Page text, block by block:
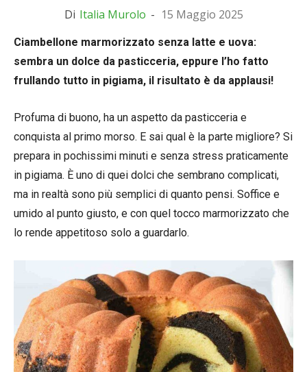
Di Italia Murolo - 15 Maggio 2025
Ciambellone marmorizzato senza latte e uova:
sembra un dolce da pasticceria, eppure l’ho fatto
frullando tutto in pigiama, il risultato è da applausi!
Profuma di buono, ha un aspetto da pasticceria e
conquista al primo morso. E sai qual è la parte migliore? Si
prepara in pochissimi minuti e senza stress praticamente
in pigiama. È uno di quei dolci che sembrano complicati,
ma in realtà sono più semplici di quanto pensi. Soffice e
umido al punto giusto, e con quel tocco marmorizzato che
lo rende appetitoso solo a guardarlo.